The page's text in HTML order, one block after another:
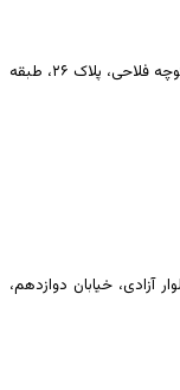
آدرس: تهران، خیابان ملاصدرا، خیابان شیرازی جنوبی، کوچه فلاحی، پلاک ۲۶، طبقه
آزادی، خیابان دوازدهم،